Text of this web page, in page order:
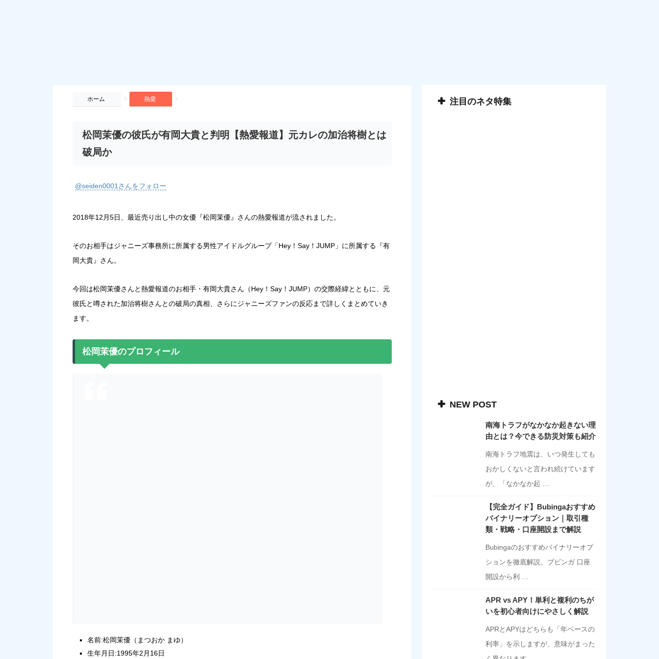
ホーム > 熱愛 >
松岡茉優の彼氏が有岡大貴と判明【熱愛報道】元カレの加治将樹とは
破局か
@seiden0001さんをフォロー
2018年12月5日、最近売り出し中の女優『松岡茉優』さんの熱愛報道が流されました。
そのお相手はジャニーズ事務所に所属する男性アイドルグループ「Hey！Say！JUMP」に所属する『有
岡大貴』さん。
今回は松岡茉優さんと熱愛報道のお相手・有岡大貴さん（Hey！Say！JUMP）の交際経緯とともに、元
彼氏と噂された加治将樹さんとの破局の真相、さらにジャニーズファンの反応まで詳しくまとめていき
ます。
松岡茉優のプロフィール
名前:松岡茉優（まつおか まゆ）
生年月日:1995年2月16日
注目のネタ特集
NEW POST
南海トラフがなかなか起きない理
由とは？今できる防災対策も紹介
南海トラフ地震は、いつ発生しても
おかしくないと言われ続けています
が、「なかなか起 …
【完全ガイド】Bubingaおすすめ
バイナリーオプション｜取引種
類・戦略・口座開設まで解説
Bubingaのおすすめバイナリーオプ
ションを徹底解説。ブビンガ 口座
開設から利 …
APR vs APY！単利と複利のちが
いを初心者向けにやさしく解説
APRとAPYはどちらも「年ベースの
利率」を示しますが、意味がまった